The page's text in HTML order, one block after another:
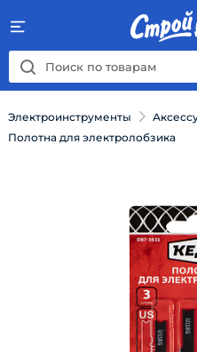
Электроинструменты
Полотна для электролобзика